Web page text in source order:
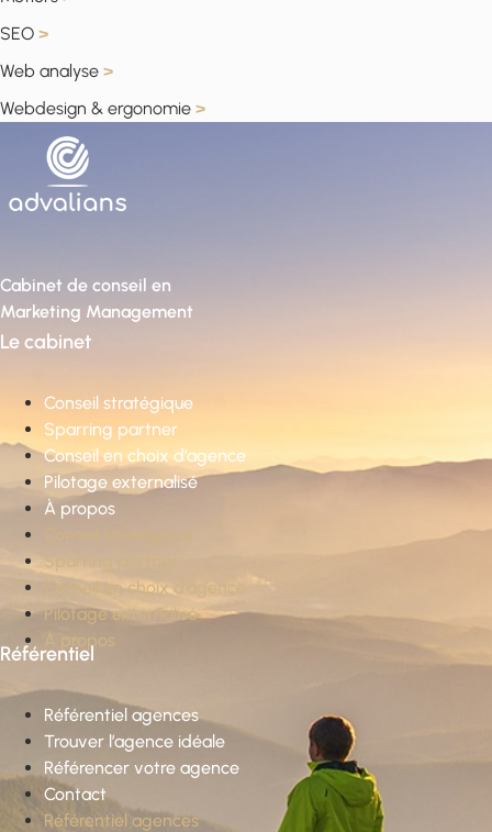
SEO >
Web analyse >
Webdesign & ergonomie >
Cabinet de conseil en
Marketing Management
Le cabinet
Conseil stratégique
Sparring partner
Conseil en choix d’agence
Pilotage externalisé
À propos
Conseil stratégique
Sparring partner
Conseil en choix d’agence
Pilotage externalisé
À propos
Référentiel
Référentiel agences
Trouver l’agence idéale
Référencer votre agence
Contact
Référentiel agences